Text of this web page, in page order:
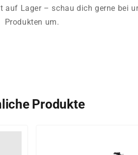
auf Lager – schau dich gerne bei
Produkten um.
Produkte